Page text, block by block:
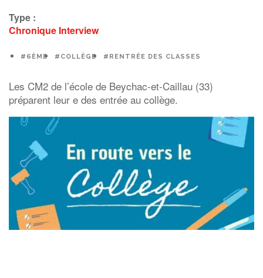
Type :
Chronique Interview
#6ÈME #COLLÈGE #RENTRÉE DES CLASSES
Les CM2 de l’école de Beychac-et-Caillau (33)
préparent leur e des entrée au collège.